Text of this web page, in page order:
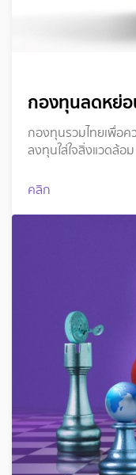
กองทุนลดหย่อ
กองทุนรวมไทยเพื่อค
ลงทุนใส่ใจสิ่งแวดล้อม
คลิก